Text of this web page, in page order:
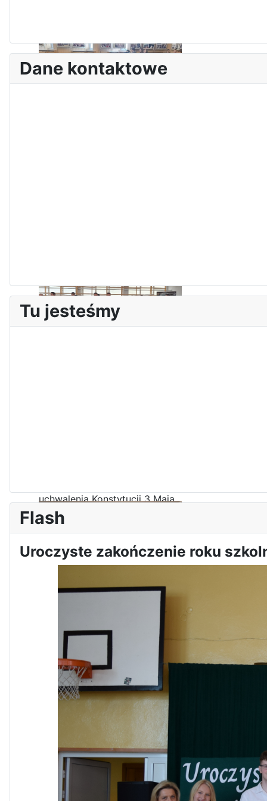
uchwalenia Konstytucji 3 Maja
Dni Otwarte w „Staszicu” za
Informatycy zapraszają do
Staszica w Iłży!
Dane kontaktowe
Tu jesteśmy
Flash
Uroczyste zakończenie roku